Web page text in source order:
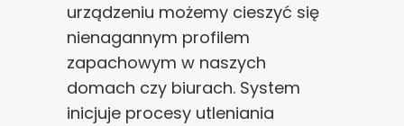
urządzeniu możemy cieszyć się
nienagannym profilem
zapachowym w naszych
domach czy biurach. System
inicjuje procesy utleniania